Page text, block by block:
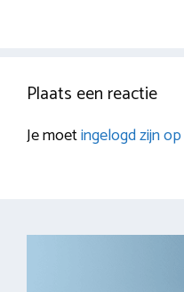
Plaats een reactie
Je moetingelogd zijn op